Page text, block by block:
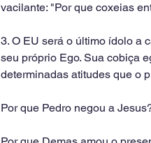
vacilante: "Por que coxeias
3. O EU será o último ídolo a
seu próprio Ego. Sua cobiça
determinadas atitudes que o
Por que Pedro negou a